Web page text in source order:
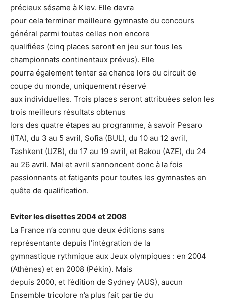
précieux sésame à Kiev. Elle devra
pour cela terminer meilleure gymnaste du concours
général parmi toutes celles non encore
qualifiées (cinq places seront en jeu sur tous les
championnats continentaux prévus). Elle
pourra également tenter sa chance lors du circuit de
coupe du monde, uniquement réservé
aux individuelles. Trois places seront attribuées selon les
trois meilleurs résultats obtenus
lors des quatre étapes au programme, à savoir Pesaro
(ITA), du 3 au 5 avril, Sofia (BUL), du 10 au 12 avril,
Tashkent (UZB), du 17 au 19 avril, et Bakou (AZE), du 24
au 26 avril. Mai et avril s’annoncent donc à la fois
passionnants et fatigants pour toutes les gymnastes en
quête de qualification.
Eviter les disettes 2004 et 2008
La France n’a connu que deux éditions sans
représentante depuis l’intégration de la
gymnastique rythmique aux Jeux olympiques : en 2004
(Athènes) et en 2008 (Pékin). Mais
depuis 2000, et l’édition de Sydney (AUS), aucun
Ensemble tricolore n’a plus fait partie du